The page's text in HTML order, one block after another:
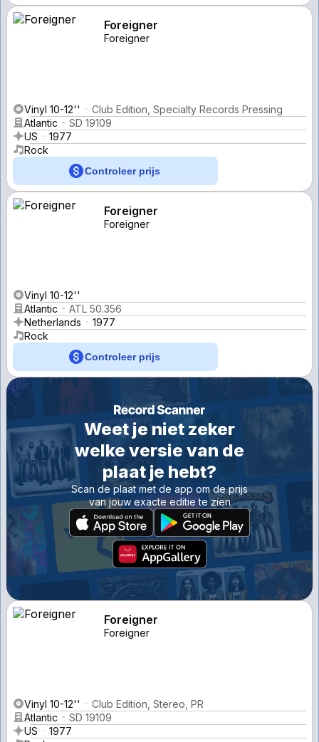
Foreigner
Foreigner
Vinyl 10-12''
Club Edition, Specialty Records Pressing
Atlantic
SD 19109
US
1977
Rock
Controleer prijs
Foreigner
Foreigner
Vinyl 10-12''
Atlantic
ATL 50.356
Netherlands
1977
Rock
Controleer prijs
Weet je niet zeker
welke versie van de
plaat je hebt?
Scan de plaat met de app om de prijs
van jouw exacte editie te zien
Foreigner
Foreigner
Vinyl 10-12''
Club Edition, Stereo, PR
Atlantic
SD 19109
US
1977